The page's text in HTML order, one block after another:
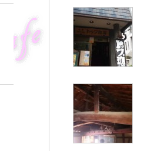
開
き
ま
す
)
開
き
ま
す
)